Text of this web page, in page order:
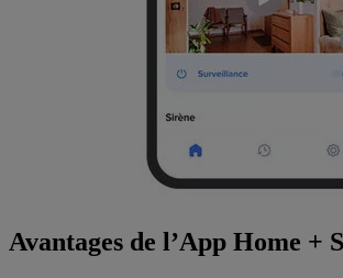
Avantages de l’App Home +